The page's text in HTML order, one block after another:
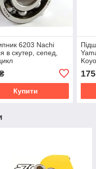
6203 Nachi
в скутер, сепед,
Купити
175